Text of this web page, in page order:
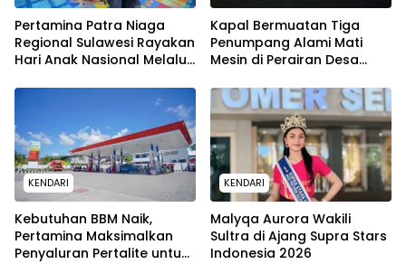
Pertamina Patra Niaga
Regional Sulawesi Rayakan
Hari Anak Nasional Melalui
Tumbuh Generasi Penjaga
Kapal Bermuatan Tiga
Penumpang Alami Mati
Mesin di Perairan Desa
Dikerahkan
KENDARI
Kebutuhan BBM Naik,
Pertamina Maksimalkan
Penyaluran Pertalite untuk
KENDARI
Malyqa Aurora Wakili
Sultra di Ajang Supra Stars
Indonesia 2026